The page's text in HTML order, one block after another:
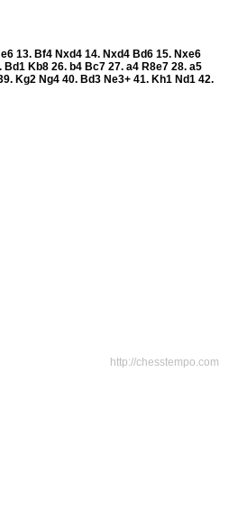
e6 13. Bf4 Nxd4 14. Nxd4 Bd6 15. Nxe6
Bd1 Kb8 26. b4 Bc7 27. a4 R8e7 28. a5
Kg2 Ng4 40. Bd3 Ne3+ 41. Kh1 Nd1 42.
http://chesstempo.com